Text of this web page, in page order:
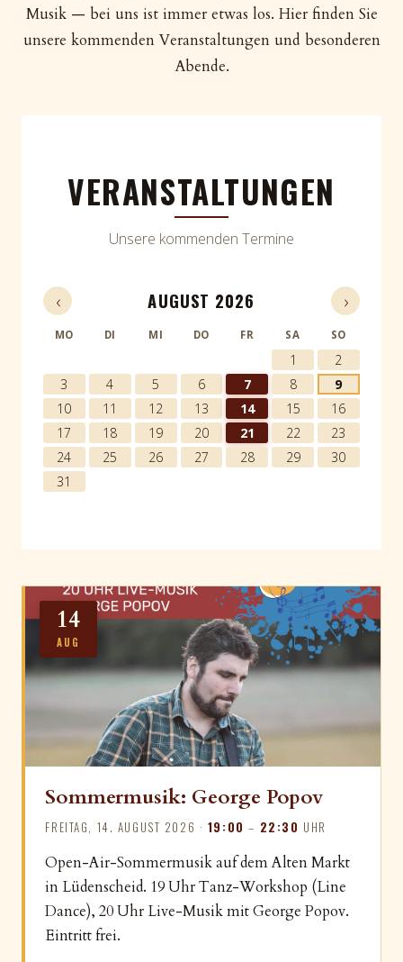
Musik — bei uns ist immer etwas los. Hier finden Sie
unsere kommenden Veranstaltungen und besonderen
Abende.
VERANSTALTUNGEN
Unsere kommenden Termine
‹ AUGUST 2026 ›
MO DI MI DO FR SA SO
1
2
3
4 5 6 7 8
9
10
11 12 13 14 15
16
17
18 19 20 21 22
23
24
25 26 27 28 29
30
31
14
AUG
Sommermusik: George Popov
FREITAG, 14. AUGUST 2026 · 19:00 – 22:30 UHR
Open-Air-Sommermusik auf dem Alten Markt
in Lüdenscheid. 19 Uhr Tanz-Workshop (Line
Dance), 20 Uhr Live-Musik mit George Popov.
Eintritt frei.